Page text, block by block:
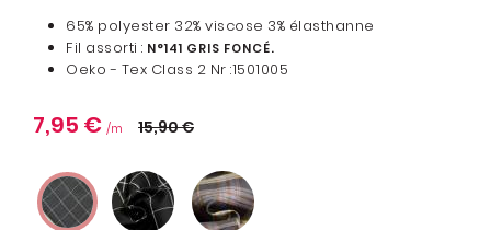
65% polyester 32% viscose 3% élasthanne
Fil assorti : N°141 GRIS FONCÉ.
Oeko - Tex Class 2 Nr :1501005
7,95 € 15,90 €